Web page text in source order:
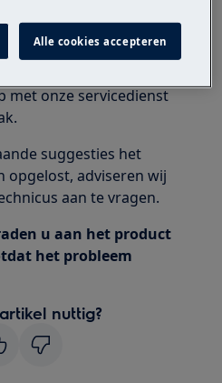
weer in het
(of de groep van de
met onze servicedienst
suggesties het
opgelost, adviseren wij
aan te vragen.
u aan het product
het probleem
nuttig?
Alle cookies accepteren